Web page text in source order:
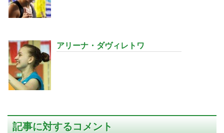
アリーナ・ダヴィレトワ
記事に対するコメント